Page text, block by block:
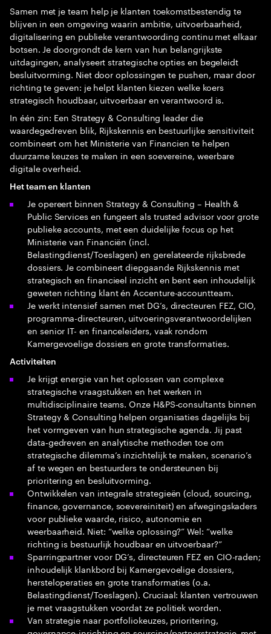
Samen met je team help je klanten toekomstbestendig te
blijven in een omgeving waarin ambitie, uitvoerbaarheid,
digitalisering en publieke verantwoording continu met elkaar
botsen. Je doorgrondt de kern van hun belangrijkste
uitdagingen, analyseert strategische opties en begeleidt
besluitvorming. Niet door oplossingen te pushen, maar door
richting te geven: je helpt klanten kiezen welke koers
strategisch houdbaar, uitvoerbaar en verantwoord is.
In één zin: Een Strategy & Consulting leader die
waardegedreven blik, Rijkskennis en bestuurlijke sensitiviteit
combineert om het Ministerie van Financien te helpen
duurzame keuzes te maken in een soevereine, weerbare
digitale overheid.
Het team en klanten
Je opereert binnen Strategy & Consulting – Health &
Public Services en fungeert als trusted advisor voor grote
publieke accounts, met een duidelijke focus op het
Ministerie van Financiën (incl.
Belastingdienst/Toeslagen) en gerelateerde rijksbrede
dossiers. Je combineert diepgaande Rijkskennis met
strategisch en financieel inzicht en bent een inhoudelijk
geweten richting klant én Accenture-accountteam.
Je werkt intensief samen met DG’s, directeuren FEZ, CIO,
programma-directeuren, uitvoeringsverantwoordelijken
en senior IT- en financeleiders, vaak rondom
Kamergevoelige dossiers en grote transformaties.
Activiteiten
Je krijgt energie van het oplossen van complexe
strategische vraagstukken en het werken in
multidisciplinaire teams. Onze H&PS‑consultants binnen
Strategy & Consulting helpen organisaties dagelijks bij
het vormgeven van hun strategische agenda. Jij past
data‑gedreven en analytische methoden toe om
strategische dilemma’s inzichtelijk te maken, scenario’s
af te wegen en bestuurders te ondersteunen bij
prioritering en besluitvorming.
Ontwikkelen van integrale strategieën (cloud, sourcing,
finance, governance, soevereiniteit) en afwegingskaders
voor publieke waarde, risico, autonomie en
weerbaarheid. Niet: “welke oplossing?” Wel: “welke
richting is bestuurlijk houdbaar en uitvoerbaar?”
Sparringpartner voor DG’s, directeuren FEZ en CIO-raden;
inhoudelijk klankbord bij Kamergevoelige dossiers,
hersteloperaties en grote transformaties (o.a.
Belastingdienst/Toeslagen). Cruciaal: klanten vertrouwen
je met vraagstukken voordat ze politiek worden.
Van strategie naar portfoliokeuzes, prioritering,